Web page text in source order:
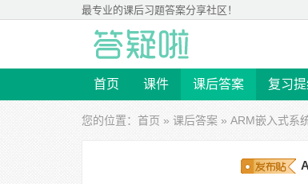
最专业的课后习题答案分享社区！
首页 课件 课后答案 复习提
您的位置： 首页 » 课后答案 » ARM嵌入式系